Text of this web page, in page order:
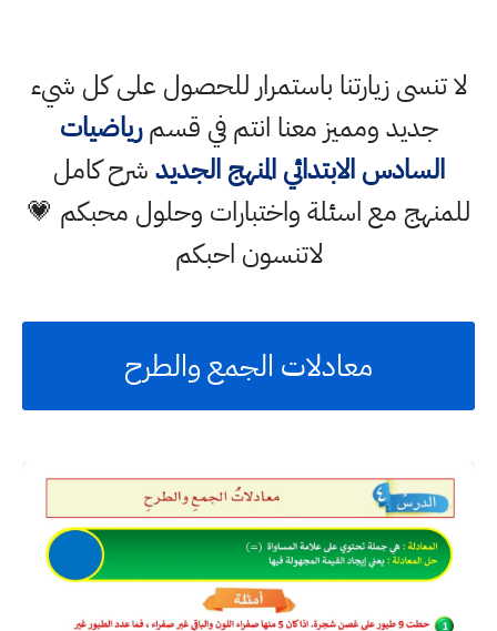
لا تنسى زيارتنا باستمرار للحصول على كل شيء
جديد ومميز معنا انتم في قسمرياضيات
السادس الابتدائي المنهج الجديدشرح كامل
للمنهج مع اسئلة واختبارات وحلول محبكم 💗
لاتنسون احبكم
معادلات الجمع والطرح